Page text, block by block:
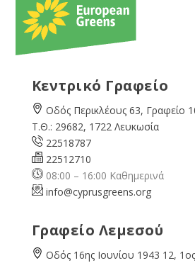
Κεντρικό Γραφείο
Οδός Περικλέους 63, Γραφείο
Τ.Θ.: 29682, 1722 Λευκωσία
22518787
22512710
08:00 – 16:00 Καθημερινά
info@cyprusgreens.org
Γραφείο Λεμεσού
Οδός 16ης Ιουνίου 1943 12,